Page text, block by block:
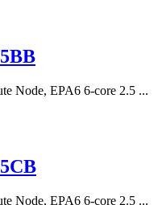
Node, EPA6 6-core 2.5 ...
Node, EPA6 6-core 2.5 ...